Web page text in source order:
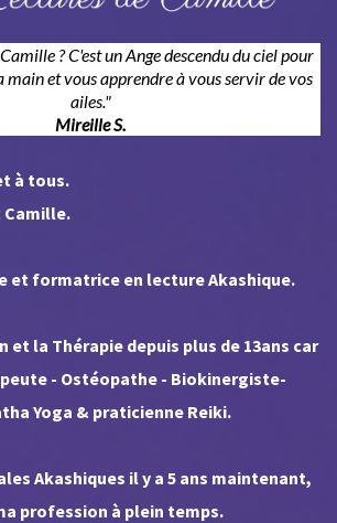
? C'est un Ange descendu du ciel pour
main et vous apprendre à vous servir de vos
ailes."
Mireille S.
à tous.
Camille.
et formatrice en lecture Akashique.
et la Thérapie depuis plus de 13ans car
- Ostéopathe - Biokinergiste-
Yoga & praticienne Reiki.
Akashiques il y a 5 ans maintenant,
profession à plein temps.